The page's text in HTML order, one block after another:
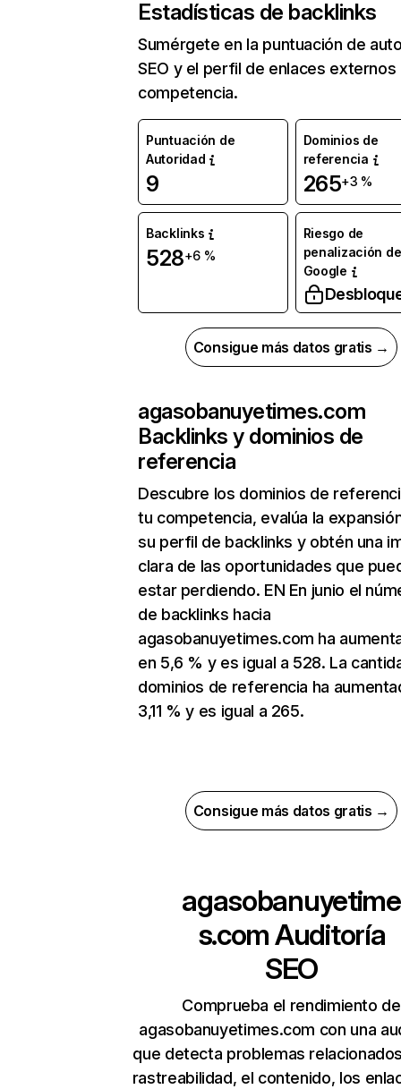
Estadísticas de backlinks
Sumérgete en la puntuación de
SEO y el perfil de enlaces externos
competencia.
Puntuación de
Autoridad
9
Dominios de
referencia
265+3 %
Backlinks
528+6 %
Riesgo de
penalización de
Google
Consigue más datos gratis →
agasobanuyetimes.com
Backlinks y dominios de
referencia
Descubre los dominios de
tu competencia, evalúa la
su perfil de backlinks y obtén una
clara de las oportunidades que
estar perdiendo. EN En junio el
de backlinks hacia
agasobanuyetimes.com ha
en 5,6 % y es igual a 528. La
dominios de referencia ha
3,11 % y es igual a 265.
Consigue más datos gratis →
agasobanuyetime
s.comAuditoría
SEO
Comprueba el rendimiento de
agasobanuyetimes.com con una
que detecta problemas
rastreabilidad, el contenido, los